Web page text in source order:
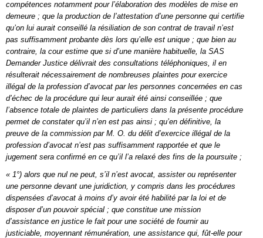
compétences notamment pour l’élaboration des modèles de mise en
demeure ; que la production de l’attestation d’une personne qui certifie
qu’on lui aurait conseillé la résiliation de son contrat de travail n’est
pas suffisamment probante dès lors qu’elle est unique ; que bien au
contraire, la cour estime que si d’une manière habituelle, la SAS
Demander Justice délivrait des consultations téléphoniques, il en
résulterait nécessairement de nombreuses plaintes pour exercice
illégal de la profession d’avocat par les personnes concernées en cas
d’échec de la procédure qui leur aurait été ainsi conseillée ; que
l’absence totale de plaintes de particuliers dans la présente procédure
permet de constater qu’il n’en est pas ainsi ; qu’en définitive, la
preuve de la commission par M. O. du délit d’exercice illégal de la
profession d’avocat n’est pas suffisamment rapportée et que le
jugement sera confirmé en ce qu’il l’a relaxé des fins de la poursuite ;
« 1°) alors que nul ne peut, s’il n’est avocat, assister ou représenter
une personne devant une juridiction, y compris dans les procédures
dispensées d’avocat à moins d’y avoir été habilité par la loi et de
disposer d’un pouvoir spécial ; que constitue une mission
d’assistance en justice le fait pour une société de fournir au
justiciable, moyennant rémunération, une assistance qui, fût-elle pour